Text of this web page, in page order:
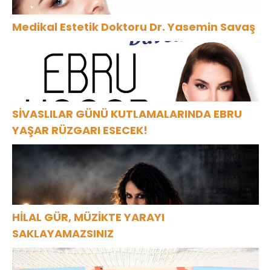
Medikal Estetik Doktoru Dr. Yasemin Savaş
SİVASLILAR GÜNÜ KUTLAMALARINDA EBRU
YAŞAR RÜZGARI ESECEK!
HİLAL GÜR, MÜZİKTE YARAYI
SAKLAYAMAZSINIZ